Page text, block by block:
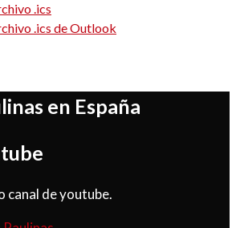
.ics
.ics de Outlook
en España
canal de youtube.